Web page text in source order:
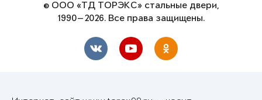
© ООО «ТД ТОРЭКС» стальные двери,
1990—2026. Все права защищены.